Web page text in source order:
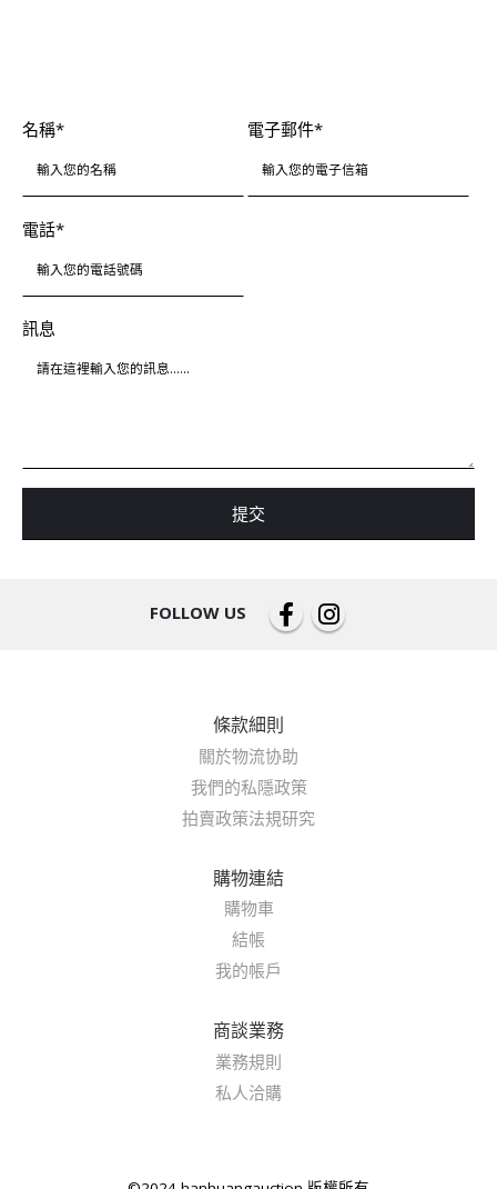
名稱* 電子郵件*
電話*
訊息
FOLLOW US
條款細則
關於物流协助
我們的私隱政策
拍賣政策法規研究
購物連結
購物車
結帳
我的帳戶
商談業務
業務規則
私人洽購